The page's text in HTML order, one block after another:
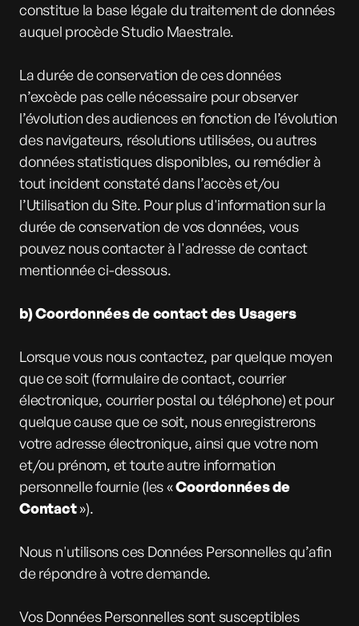
constitue la base légale du traitement de données
auquel procède Studio Maestrale.
La durée de conservation de ces données
n’excède pas celle nécessaire pour observer
l’évolution des audiences en fonction de l’évolution
des navigateurs, résolutions utilisées, ou autres
données statistiques disponibles, ou remédier à
tout incident constaté dans l’accès et/ou
l’Utilisation du Site. Pour plus d'information sur la
durée de conservation de vos données, vous
pouvez nous contacter à l'adresse de contact
mentionnée ci-dessous.
b) Coordonnées de contact des Usagers
Lorsque vous nous contactez, par quelque moyen
que ce soit (formulaire de contact, courrier
électronique, courrier postal ou téléphone) et pour
quelque cause que ce soit, nous enregistrerons
votre adresse électronique, ainsi que votre nom
et/ou prénom, et toute autre information
personnelle fournie (les «Coordonnées de
Contact»).
Nous n'utilisons ces Données Personnelles qu’afin
de répondre à votre demande.
Vos Données Personnelles sont susceptibles